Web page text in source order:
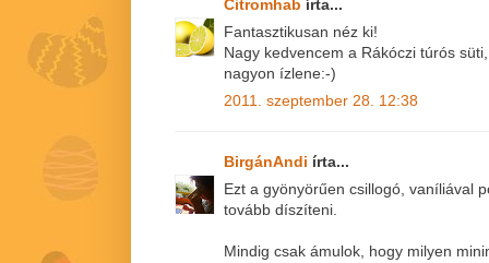
Citromhab írta...
Fantasztikusan néz ki!
Nagy kedvencem a Rákóczi túrós
nagyon ízlene:-)
2011. szeptember 28. 12:38
BirgánAndi írta...
Ezt a gyönyörűen csillogó, vaníliával
tovább díszíteni.
Mindig csak ámulok, hogy milyen